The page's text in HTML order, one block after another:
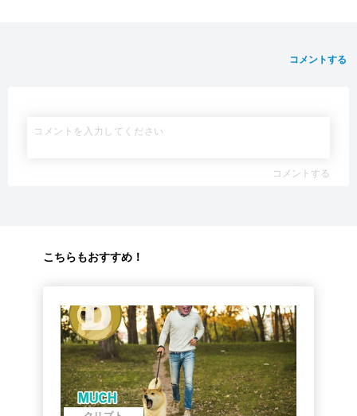
コメントする
コメントする
こちらもおすすめ！